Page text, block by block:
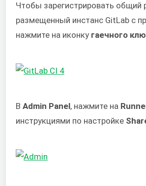
Чтобы зарегистрировать общий
размещенный инстанс GitLab с
нажмите на иконку гаечного
В Admin Panel, нажмите на
инструкциями по настройке